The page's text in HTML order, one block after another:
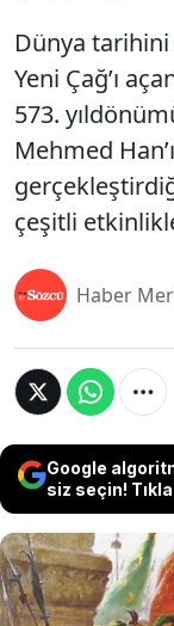
Dünya tarihini
Yeni Çağ’ı
573.
Mehmed
çeşitli
Haber
Google
siz seçin!
Dünya